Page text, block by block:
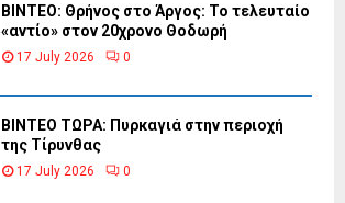
ΒΙΝΤΕΟ: Θρήνος στο Άργος: Το τελευταίο
«αντίο» στον 20χρονο Θοδωρή
17 July 2026 0
ΒΙΝΤΕΟ ΤΩΡΑ: Πυρκαγιά στην περιοχή
της Τίρυνθας
17 July 2026 0